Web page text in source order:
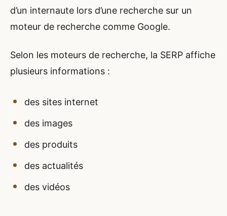
d’un internaute lors d’une recherche sur un
moteur de recherche comme Google.
Selon les moteurs de recherche, la SERP affiche
plusieurs informations :
des sites internet
des images
des produits
des actualités
des vidéos